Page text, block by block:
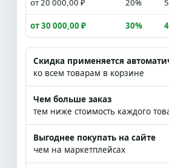
от 20 000,00 ₽ 20%
от 30 000,00 ₽ 30%
Скидка применяется
ко всем товарам в корзине
Чем больше заказ
тем ниже стоимость каждого
Выгоднее покупать на сайте
чем на маркетплейсах